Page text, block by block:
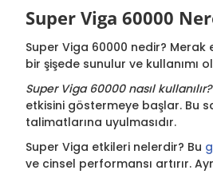
Super Viga 60000
Super Viga 60000 nedir?
bir şişede sunulur ve kullanımı
Super Viga 60000 nasıl kullanılır?
etkisini göstermeye başlar. Bu
talimatlarına uyulmasıdır.
Super Viga etkileri nelerdir? Bu
ve cinsel performansı artırır.